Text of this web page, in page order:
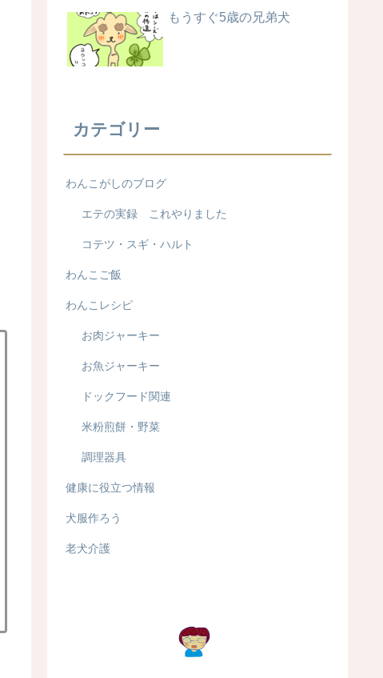
もうすぐ5歳の兄弟犬
カテゴリー
わんこがしのブログ
エテの実録 これやりました
コテツ・スギ・ハルト
わんこご飯
わんこレシピ
お肉ジャーキー
お魚ジャーキー
ドックフード関連
米粉煎餅・野菜
調理器具
健康に役立つ情報
犬服作ろう
老犬介護